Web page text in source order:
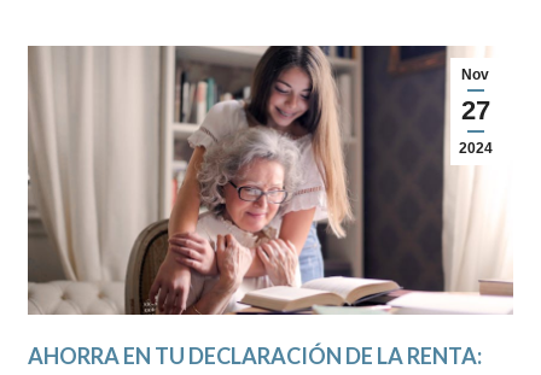
Nov
27
2024
AHORRA EN TU DECLARACIÓN DE LA RENTA: